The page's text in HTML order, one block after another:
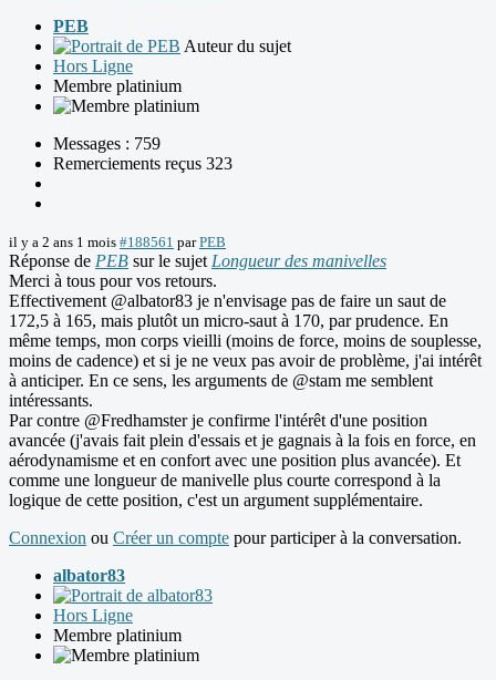
PEB
Auteur du sujet
Hors Ligne
Membre platinium
Messages : 759
Remerciements reçus 323
il y a 2 ans 1 mois #188561 parPEB
Réponse de PEB sur le sujet Longueur des manivelles
Merci à tous pour vos retours.
Effectivement @albator83 je n'envisage pas de faire un saut de
172,5 à 165, mais plutôt un micro-saut à 170, par prudence. En
même temps, mon corps vieilli (moins de force, moins de souplesse,
moins de cadence) et si je ne veux pas avoir de problème, j'ai intérêt
à anticiper. En ce sens, les arguments de @stam me semblent
intéressants.
Par contre @Fredhamster je confirme l'intérêt d'une position
avancée (j'avais fait plein d'essais et je gagnais à la fois en force, en
aérodynamisme et en confort avec une position plus avancée). Et
comme une longueur de manivelle plus courte correspond à la
logique de cette position, c'est un argument supplémentaire.
Connexion ou Créer un compte pour participer à la conversation.
albator83
Hors Ligne
Membre platinium